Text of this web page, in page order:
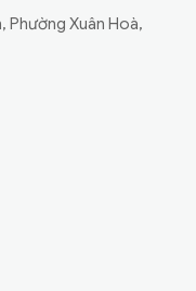
Phường Xuân Hoà,